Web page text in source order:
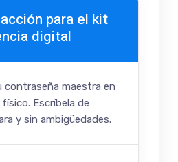
para el kit
digital
contraseña maestra en
Escríbela de
y sin ambigüedades.